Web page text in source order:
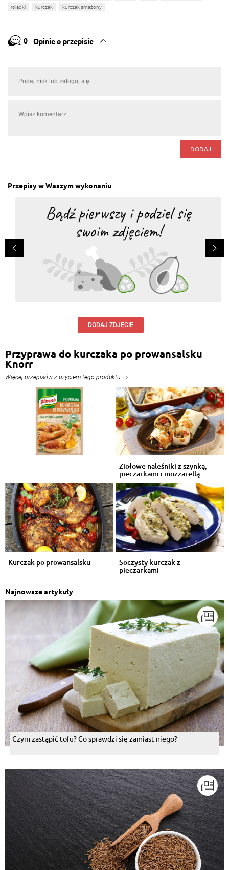
roladki kurczak kurczak smażony
0 Opinie o przepisie
DODAJ
Przepisy w Waszym wykonaniu
DODAJ ZDJĘCIE
Przyprawa do kurczaka po prowansalsku
Knorr
Więcej przepisów z użyciem tego produktu
Ziołowe naleśniki z szynką,
pieczarkami i mozzarellą
Kurczak po prowansalsku Soczysty kurczak z
pieczarkami
Najnowsze artykuły
Czym zastąpić tofu? Co sprawdzi się zamiast niego?